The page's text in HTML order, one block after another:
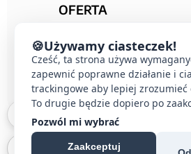
OFERTA
KONTAKT
🍪Używamy ciasteczek!
Cześć, ta strona używa
zapewnić poprawne działanie i
trackingowe aby lepiej zrozumieć
To drugie będzie dopiero po
Pozwól mi wybrać
Zaakceptuj